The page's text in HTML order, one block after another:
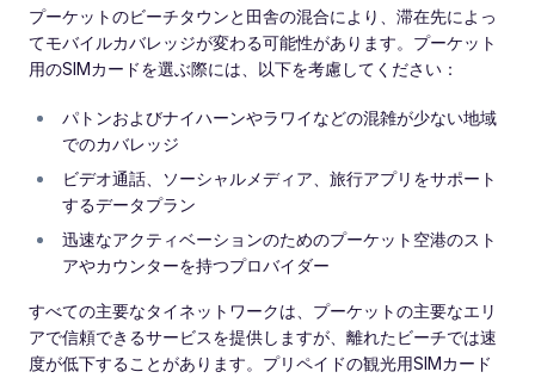
プーケットのビーチタウンと田舎の混合により、滞在先によっ
てモバイルカバレッジが変わる可能性があります。プーケット
用のSIMカードを選ぶ際には、以下を考慮してください：
パトンおよびナイハーンやラワイなどの混雑が少ない地域
でのカバレッジ
ビデオ通話、ソーシャルメディア、旅行アプリをサポート
するデータプラン
迅速なアクティベーションのためのプーケット空港のスト
アやカウンターを持つプロバイダー
すべての主要なタイネットワークは、プーケットの主要なエリ
アで信頼できるサービスを提供しますが、離れたビーチでは速
度が低下することがあります。プリペイドの観光用SIMカード